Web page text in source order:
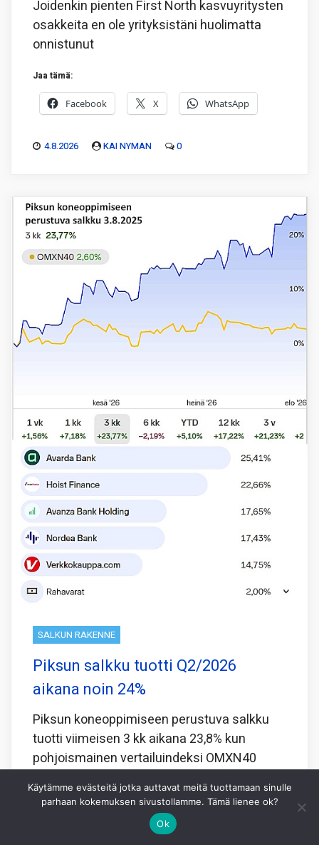
Joidenkin pienten First North kasvuyritysten
osakkeita en ole yrityksistäni huolimatta
onnistunut
Jaa tämä:
Facebook X WhatsApp
4.8.2026 KAI NYMAN 0
SALKUN RAKENNE
Piksun salkku tuotti Q2/2026
aikana noin 24%
Piksun koneoppimiseen perustuva salkku
tuotti viimeisen 3 kk aikana 23,8% kun
pohjoismainen vertailuindeksi OMXN40
Koneoppiminen laskee viimeisen 5 vuoden
perusteella minkälainen yhdistelmä
Käytämme evästeitä jotka auttavat meitä tuottamaan sinulle
parhaan kokemuksen sivustollamme. Tämä lienee ok?
Ok